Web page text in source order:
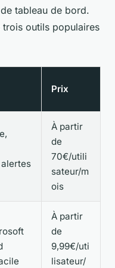
tableau de bord.
outils populaires
Prix
À partir
de
70€/utili
sateur/m
ois
À partir
de
9,99€/uti
lisateur/